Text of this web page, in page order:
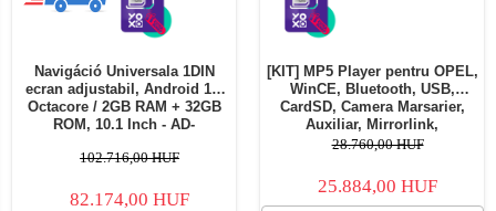
Navigáció Universala 1DIN
ecran adjustabil, Android 12,
Octacore / 2GB RAM + 32GB
ROM, 10.1 Inch - AD-
102.716,00 HUF
82.174,00 HUF
[KIT] MP5 Player pentru OPEL,
WinCE, Bluetooth, USB,
CardSD, Camera Marsarier,
Auxiliar, Mirrorlink,
Touchscreen, - AD-
28.760,00 HUF
25.884,00 HUF